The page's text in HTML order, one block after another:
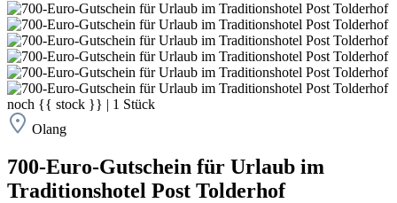
noch {{ stock }} | 1 Stück
Olang
700-Euro-Gutschein für Urlaub im
Traditionshotel Post Tolderhof